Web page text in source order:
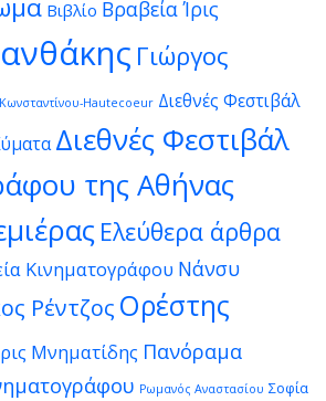
Βιβλίο Βραβεία Ίρις
Γιώργος
Hautecoeur Διεθνές Φεστιβάλ
Διεθνές Φεστιβάλ
της Αθήνας
Ελεύθερα άρθρα
Κινηματογράφου Νάνσυ
Ρέντζος Ορέστης
Μνηματίδης Πανόραμα
Ρωμανός Αναστασίου Σοφία